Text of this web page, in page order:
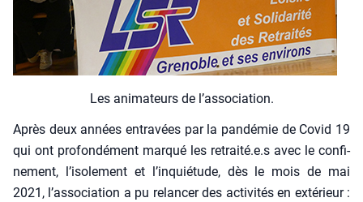
Les ani­ma­teurs de l’as­so­cia­tion.
Après deux années entra­vées par la pan­dé­mie de Covid 19
qui ont pro­fon­dé­ment mar­qué les retraité.e.s avec le confi­
ne­ment, l’isolement et l’inquiétude, dès le mois de mai
2021, l’association a pu relan­cer des acti­vi­tés en exté­rieur :